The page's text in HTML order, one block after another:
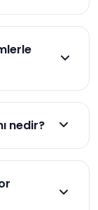
erişim
ve
nedir?